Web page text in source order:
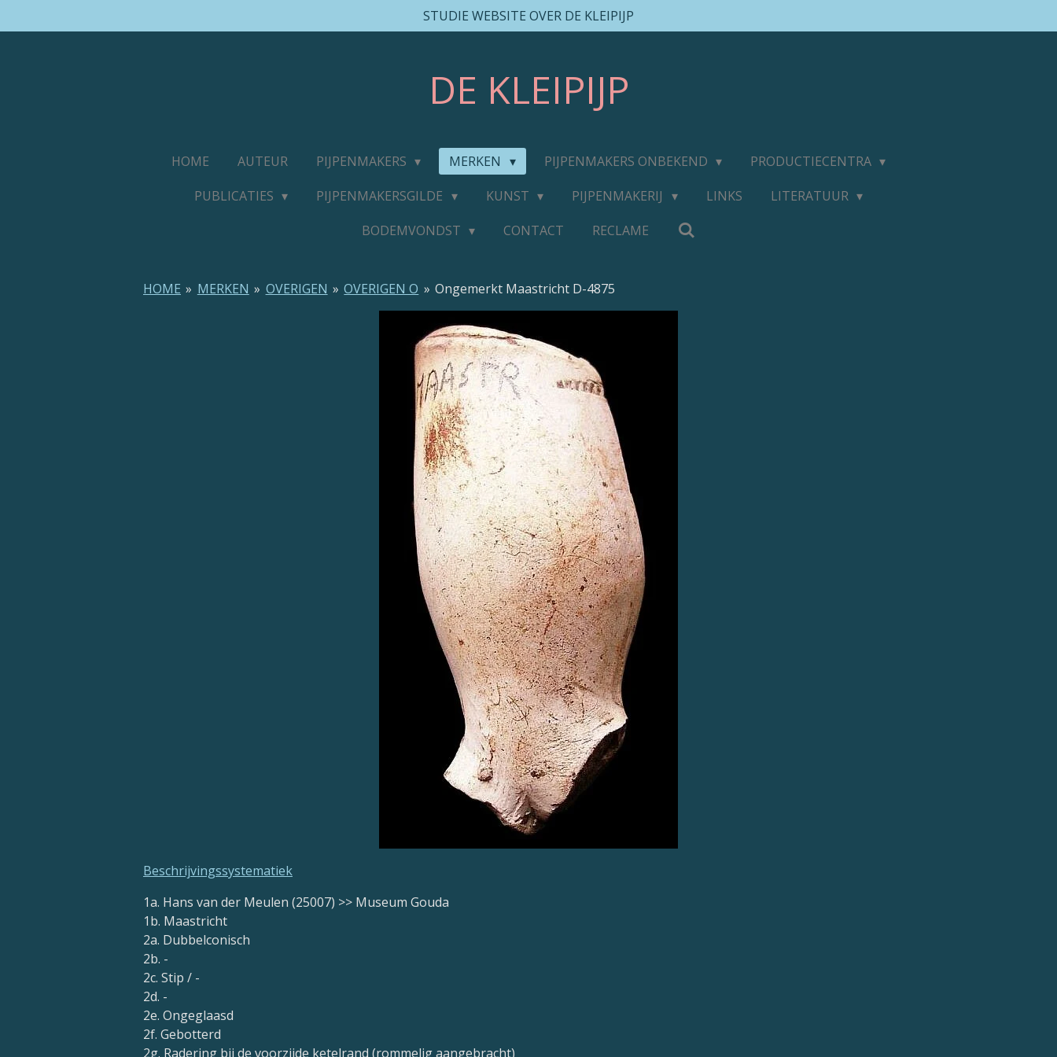
direct
STUDIE WEBSITE OVER DE KLEIPIJP
DE KLEIPIJP
HOME AUTEUR PIJPENMAKERS MERKEN PIJPENMAKERS ONBEKEND
PRODUCTIECENTRA
PUBLICATIES
PIJPENMAKERSGILDE KUNST PIJPENMAKERIJ LINKS
LITERATUUR
BODEMVONDST
CONTACT RECLAME
HOME » MERKEN » OVERIGEN » OVERIGEN O » Ongemerkt Maastricht D-4875
Beschrijvingssystematiek
1a. Hans van der Meulen (25007) >> Museum Gouda
1b. Maastricht
2a. Dubbelconisch
2b. -
2c. Stip / -
2d. -
2e. Ongeglaasd
2f. Gebotterd
2g. Radering bij de voorzijde ketelrand (rommelig aangebracht)